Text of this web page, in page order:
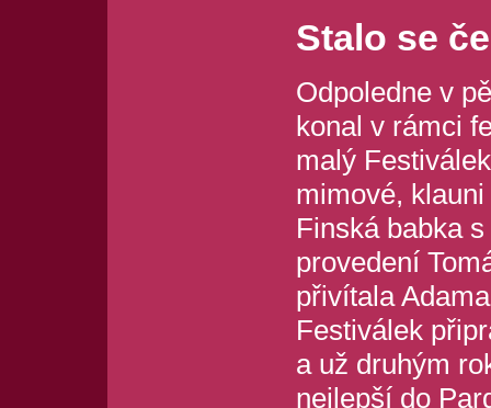
Stalo se
Odpoledne v
konal v rámci
malý
mimové,
Finská babka
provedení
přivítala
Festiválek
a už druhým
nejlepší do